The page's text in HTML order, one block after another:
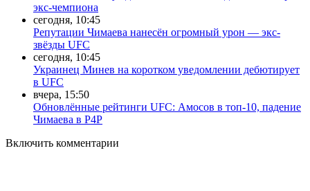
экс-чемпиона
сегодня, 10:45
Репутации Чимаева нанесён огромный урон — экс-
звёзды UFC
сегодня, 10:45
Украинец Минев на коротком уведомлении дебютирует
в UFC
вчера, 15:50
Обновлённые рейтинги UFC: Амосов в топ-10, падение
Чимаева в P4P
Включить комментарии